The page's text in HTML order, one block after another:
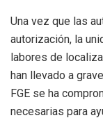
Una vez que las
autorización, la
labores de
han llevado a
FGE se ha
necesarias para